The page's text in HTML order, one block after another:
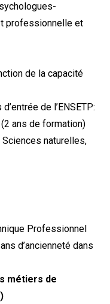
professionnelle et
de la capacité
de l’ENSETP:
ans de formation)
Sciences naturelles,
Professionnel
d’ancienneté dans
métiers de